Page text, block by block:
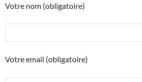
Votre nom (obligatoire)
Votre email (obligatoire)